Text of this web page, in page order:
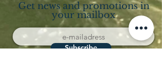
Get news and promotions in
your mailbox
Subscribe